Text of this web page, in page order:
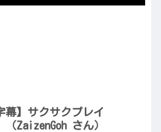
幕】サクサクプレイ
（ZaizenGoh さん）